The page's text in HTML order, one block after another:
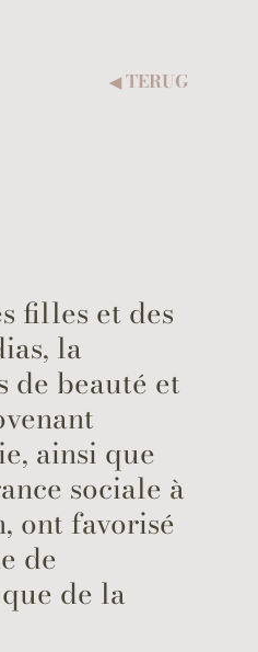
◀︎TERUG
filles et des
la
de beauté et
ainsi que
sociale à
ont favorisé
de
de la